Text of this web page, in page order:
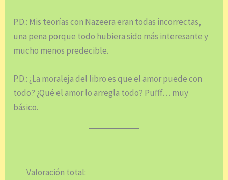
P.D.: Mis teorías con Nazeera eran todas incorrectas,
una pena porque todo hubiera sido más interesante y
mucho menos predecible.
P.D.: ¿La moraleja del libro es que el amor puede con
todo? ¿Qué el amor lo arregla todo? Pufff… muy
básico.
Valoración total: